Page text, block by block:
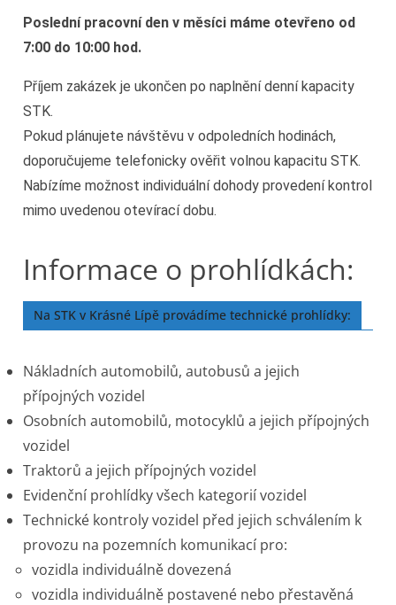
Poslední pracovní den v měsíci máme otevřeno od
7:00 do 10:00 hod.
Příjem zakázek je ukončen po naplnění denní kapacity
STK.
Pokud plánujete návštěvu v odpoledních hodinách,
doporučujeme telefonicky ověřit volnou kapacitu STK.
Nabízíme možnost individuální dohody provedení kontrol
mimo uvedenou otevírací dobu.
Informace o prohlídkách:
Na STK v Krásné Lípě provádíme technické prohlídky:
Nákladních automobilů, autobusů a jejich
přípojných vozidel
Osobních automobilů, motocyklů a jejich přípojných
vozidel
Traktorů a jejich přípojných vozidel
Evidenční prohlídky všech kategorií vozidel
Technické kontroly vozidel před jejich schválením k
provozu na pozemních komunikací pro:
vozidla individuálně dovezená
vozidla individuálně postavené nebo přestavěná